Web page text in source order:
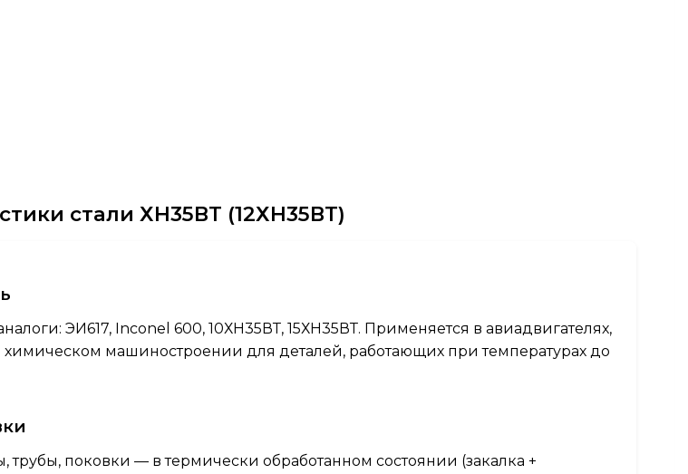
стали ХН35ВТ (12ХН35ВТ)
ЭИ617, Inconel 600, 10ХН35ВТ, 15ХН35ВТ. Применяется в авиадвигателях,
химическом машиностроении для деталей, работающих при температурах до
трубы, поковки — в термически обработанном состоянии (закалка +